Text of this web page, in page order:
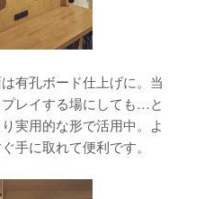
有孔ボード仕上げに。当
レイする場にしても…と
実用的な形で活用中。よ
手に取れて便利です。